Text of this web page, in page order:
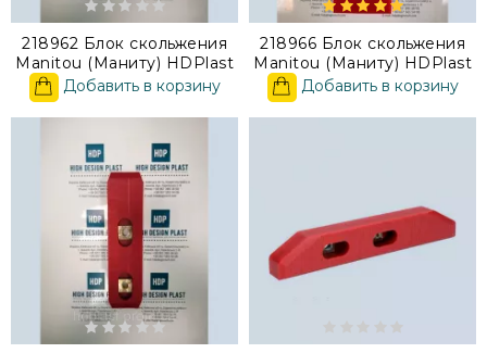
218962 Блок скольжения
Manitou (Маниту) HDPlast
Добавить в корзину
218966 Блок скольжения
Manitou (Маниту) HDPlast
Добавить в корзину